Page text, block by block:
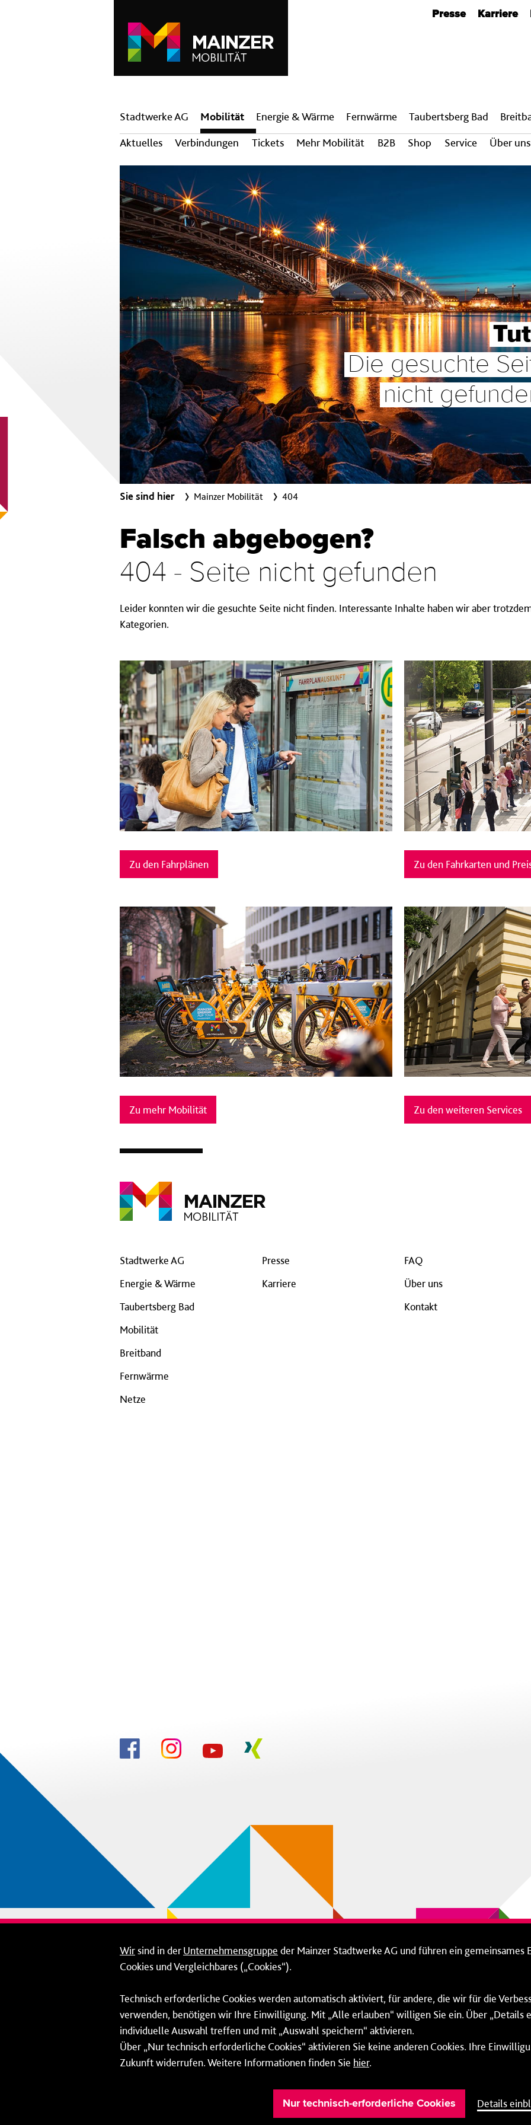
Presse Karriere
Hauptnavigation
Stadtwerke AG
Mobilität
Aktuelles
Verbindungen Tickets Mehr Mobilität B2B Shop Service Über uns
Energie & Wärme Fern­wärme Taubertsberg Bad
Die gesuchte
nicht
Sie sind hier Mainzer Mobilität 404
Falsch abgebogen?
404 - Seite nicht gefunden
Leider konnten wir die gesuchte Seite nicht finden. Interessante Inhalte haben wir aber
Kategorien.
Zu den Fahrplänen Zu den Fahrkarten und
Zu mehr Mobilität Zu den weiteren Services
Stadtwerke AG
Energie & Wärme
Taubertsberg Bad
Mobilität
Breitband
Fernwärme
Netze
Presse
Karriere
FAQ
Über uns
Kontakt
Barrierefreiheit Cookie-Einstellung
Wirsind in derUnternehmensgruppe der Mainzer Stadtwerke AG und führen ein
Cookies und Vergleichbares („Cookies“).
Technisch erforderliche Cookies werden automatisch aktiviert, für andere, die wir für die
verwenden, benötigen wir Ihre Einwilligung. Mit „Alle erlauben“ willigen Sie ein. Über „Details
individuelle Auswahl treffen und mit „Auswahl speichern“ aktivieren.
Über „Nur technisch erforderliche Cookies“ aktivieren Sie keine anderen Cookies. Ihre
Zukunft widerrufen. Weitere Informationen finden Sie hier.
Nur technisch-erforderliche Cookies Details